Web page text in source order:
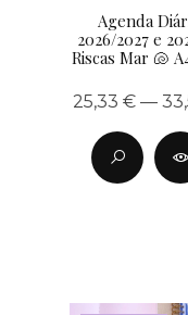
Agenda
2026/2027 e
Riscas Mar 🐚
25,33 € —